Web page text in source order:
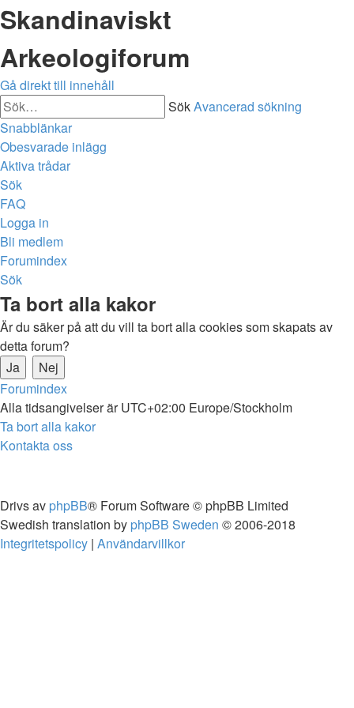
Skandinaviskt
Arkeologiforum
Gå direkt till innehåll
SökAvancerad sökning
Snabblänkar
Obesvarade inlägg
Aktiva trådar
Sök
FAQ
Logga in
Bli medlem
Forumindex
Sök
Ta bort alla kakor
Är du säker på att du vill ta bort alla cookies som skapats av
detta forum?
Forumindex
Alla tidsangivelser är UTC+02:00 Europe/Stockholm
Ta bort alla kakor
Kontakta oss
Drivs av phpBB® Forum Software © phpBB Limited
Swedish translation by phpBB Sweden © 2006-2018
Integritetspolicy | Användarvillkor